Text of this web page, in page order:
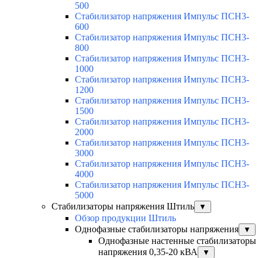
500
Стабилизатор напряжения Импульс ПСН3-
600
Стабилизатор напряжения Импульс ПСН3-
800
Стабилизатор напряжения Импульс ПСН3-
1000
Стабилизатор напряжения Импульс ПСН3-
1200
Стабилизатор напряжения Импульс ПСН3-
1500
Стабилизатор напряжения Импульс ПСН3-
2000
Стабилизатор напряжения Импульс ПСН3-
3000
Стабилизатор напряжения Импульс ПСН3-
4000
Стабилизатор напряжения Импульс ПСН3-
5000
Стабилизаторы напряжения Штиль
▼
Обзор продукции Штиль
Однофазные стабилизаторы напряжения
▼
Однофазные настенные стабилизаторы
напряжения 0,35-20 кВА
▼